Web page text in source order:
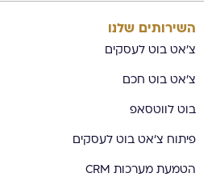
השירותים שלנו
צ'אט בוט לעסקים
צ'אט בוט חכם
בוט לווטסאפ
פיתוח צ'אט בוט לעסקים
הטמעת מערכות CRM